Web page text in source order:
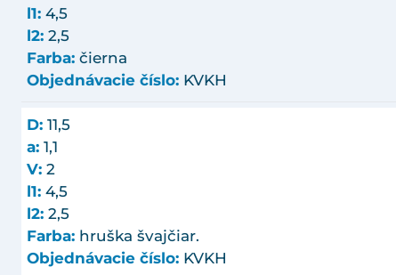
l1: 4,5
l2: 2,5
Farba: čierna
Objednávacie číslo: KVKH
D: 11,5
a: 1,1
V: 2
l1: 4,5
l2: 2,5
Farba: hruška švajčiar.
Objednávacie číslo: KVKH